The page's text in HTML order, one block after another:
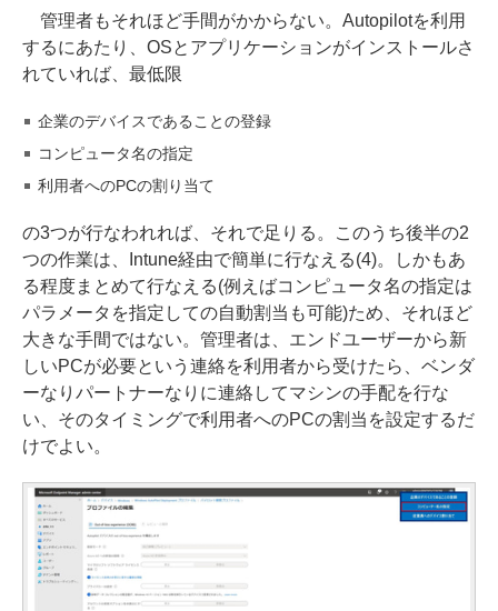
管理者もそれほど手間がかからない。Autopilotを利用
するにあたり、OSとアプリケーションがインストールさ
れていれば、最低限
企業のデバイスであることの登録
コンピュータ名の指定
利用者へのPCの割り当て
の3つが行なわれれば、それで足りる。このうち後半の2
つの作業は、Intune経由で簡単に行なえる(4)。しかもあ
る程度まとめて行なえる(例えばコンピュータ名の指定は
パラメータを指定しての自動割当も可能)ため、それほど
大きな手間ではない。管理者は、エンドユーザーから新
しいPCが必要という連絡を利用者から受けたら、ベンダ
ーなりパートナーなりに連絡してマシンの手配を行な
い、そのタイミングで利用者へのPCの割当を設定するだ
けでよい。